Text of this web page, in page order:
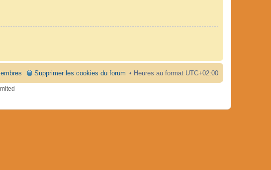
Heures au format UTC+02:00
Supprimer les cookies du forum